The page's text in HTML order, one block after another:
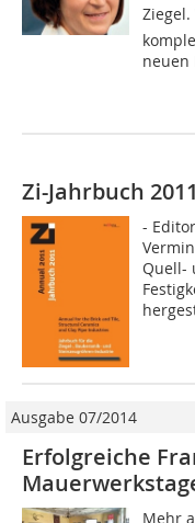
neuen
Zi-Jahrbuch 2011
-
Quell-
Ausgabe 07/2014
Erfolgreiche
Mehr